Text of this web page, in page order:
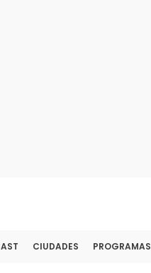
CIUDADES PROGRAMAS